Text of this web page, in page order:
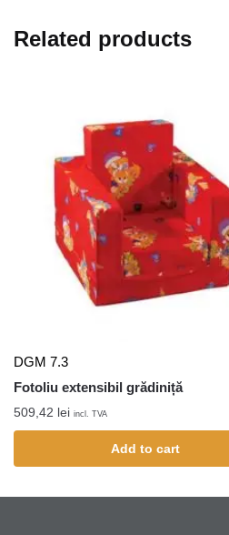
Related products
DGM 7.3
Fotoliu extensibil grădiniță
509,42 lei incl. TVA
Add to cart